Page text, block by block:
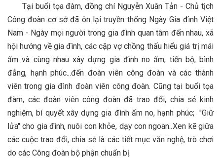
Tại buổi tọa đàm, đồng chí Nguyễn Xuân Tản - Chủ tịch
Công đoàn cơ sở đã ôn lại truyền thống Ngày Gia đình Việt
Nam - Ngày mọi người trong gia đình quan tâm đến nhau, xã
hội hướng về gia đình, các cặp vợ chồng thấu hiểu giá trị mái
ấm và cùng nhau xây dựng gia đình no ấm, tiến bộ, bình
đẳng, hạnh phúc...đến đoàn viên công đoàn và các thành
viên trong gia đình đoàn viên công đoàn. Cũng tại buổi tọa
đàm, các đoàn viên công đoàn đã trao đổi, chia sẻ kinh
nghiệm, bí quyết xây dựng gia đình ấm no, hạnh phúc; "Giữ
lửa" cho gia đình, nuôi con khỏe, dạy con ngoan..Xen kẽ giữa
các cuộc trao đổi, chia sẻ là các tiết mục văn nghệ, trò chơi
do các Công đoàn bộ phận chuẩn bị.